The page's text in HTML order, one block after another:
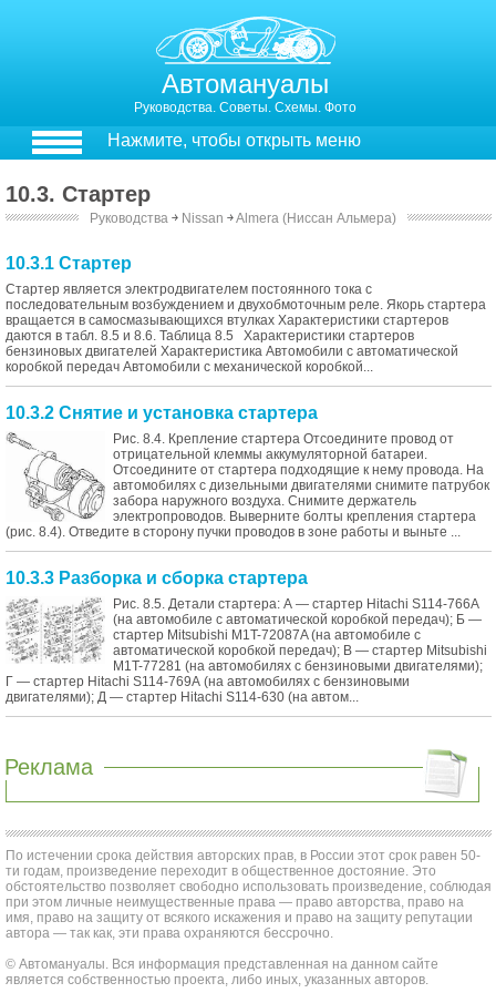
Автомануалы
Руководства. Советы. Схемы. Фото
Нажмите, чтобы открыть меню
10.3. Стартер
Руководства ￫ Nissan ￫Almera (Ниссан Альмера)
10.3.1 Стартер
Стартер является электродвигателем постоянного тока с
последовательным возбуждением и двухобмоточным реле. Якорь стартера
вращается в самосмазывающихся втулках Характеристики стартеров
даются в табл. 8.5 и 8.6. Таблица 8.5 Характеристики стартеров
бензиновых двигателей Характеристика Автомобили с автоматической
коробкой передач Автомобили с механической коробкой...
10.3.2 Снятие и установка стартера
Рис. 8.4. Крепление стартера Отсоедините провод от
отрицательной клеммы аккумуляторной батареи.
Отсоедините от стартера подходящие к нему провода. На
автомобилях с дизельными двигателями снимите патрубок
забора наружного воздуха. Снимите держатель
электропроводов. Выверните болты крепления стартера
(рис. 8.4). Отведите в сторону пучки проводов в зоне работы и выньте ...
10.3.3 Разборка и сборка стартера
Рис. 8.5. Детали стартера: А — стартер Hitachi S114-766A
(на автомобиле с автоматической коробкой передач); Б —
стартер Mitsubishi M1T-72087A (на автомобиле с
автоматической коробкой передач); В — стартер Mitsubishi
M1T-77281 (на автомобилях с бензиновыми двигателями);
Г — стартер Hitachi S114-769А (на автомобилях с бензиновыми
двигателями); Д — стартер Hitachi S114-630 (на автом...
Реклама
По истечении срока действия авторских прав, в России этот срок равен 50-
ти годам, произведение переходит в общественное достояние. Это
обстоятельство позволяет свободно использовать произведение, соблюдая
при этом личные неимущественные права — право авторства, право на
имя, право на защиту от всякого искажения и право на защиту репутации
автора — так как, эти права охраняются бессрочно.
© Автомануалы. Вся информация представленная на данном сайте
является собственностью проекта, либо иных, указанных авторов.